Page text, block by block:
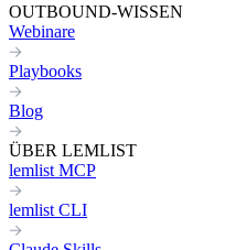
OUTBOUND-WISSEN
Webinare
Playbooks
Blog
ÜBER LEMLIST
lemlist MCP
lemlist CLI